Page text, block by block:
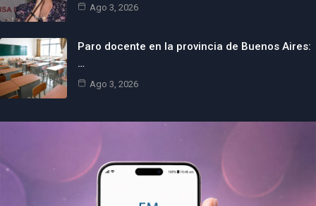
Ago 3, 2026
Paro docente en la provincia de Buenos Aires:
…
Ago 3, 2026